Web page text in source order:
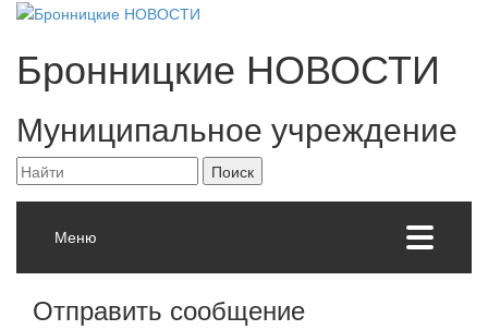
Бронницкие НОВОСТИ
Муниципальное учреждение
Меню
Отправить сообщение